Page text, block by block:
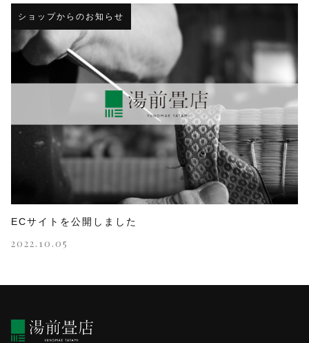
ショップからのお知らせ
ECサイトを公開しました
2022.10.05